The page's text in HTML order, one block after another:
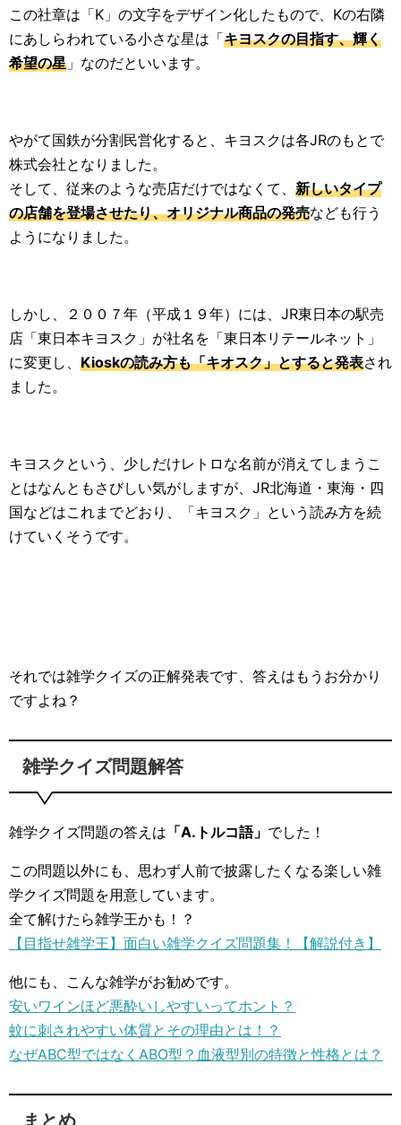
この社章は「K」の文字をデザイン化したもので、Kの右隣
にあしらわれている小さな星は「キヨスクの目指す、輝く
希望の星 」なのだといいます。
やがて国鉄が分割民営化すると、キヨスクは各JRのもとで
株式会社となりました。
そして、従来のような売店だけではなくて、 新しいタイプ
の店舗を登場させたり、オリジナル商品の発売なども行う
ようになりました。
しかし、２００７年（平成１９年）には、JR東日本の駅売
店「東日本キヨスク」が社名を「東日本リテールネット」
に変更し、 Kioskの読み方も「キオスク」とすると発表され
ました。
キヨスクという、少しだけレトロな名前が消えてしまうこ
とはなんともさびしい気がしますが、JR北海道・東海・四
国などはこれまでどおり、「キヨスク」という読み方を続
けていくそうです。
それでは雑学クイズの正解発表です、答えはもうお分かり
ですよね？
雑学クイズ問題解答
雑学クイズ問題の答えは 「A.トルコ語」 でした！
この問題以外にも、思わず人前で披露したくなる楽しい雑
学クイズ問題を用意しています。
全て解けたら雑学王かも！？
【目指せ雑学王】面白い雑学クイズ問題集！【解説付き】
他にも、こんな雑学がお勧めです。
安いワインほど悪酔いしやすいってホント？
蚊に刺されやすい体質とその理由とは！？
なぜABC型ではなくABO型？血液型別の特徴と性格とは？
まとめ